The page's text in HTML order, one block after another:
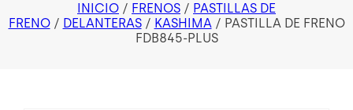
INICIO / FRENOS / PASTILLAS DE
FRENO/ DELANTERAS/ KASHIMA/ PASTILLA DE FRENO
FDB845-PLUS